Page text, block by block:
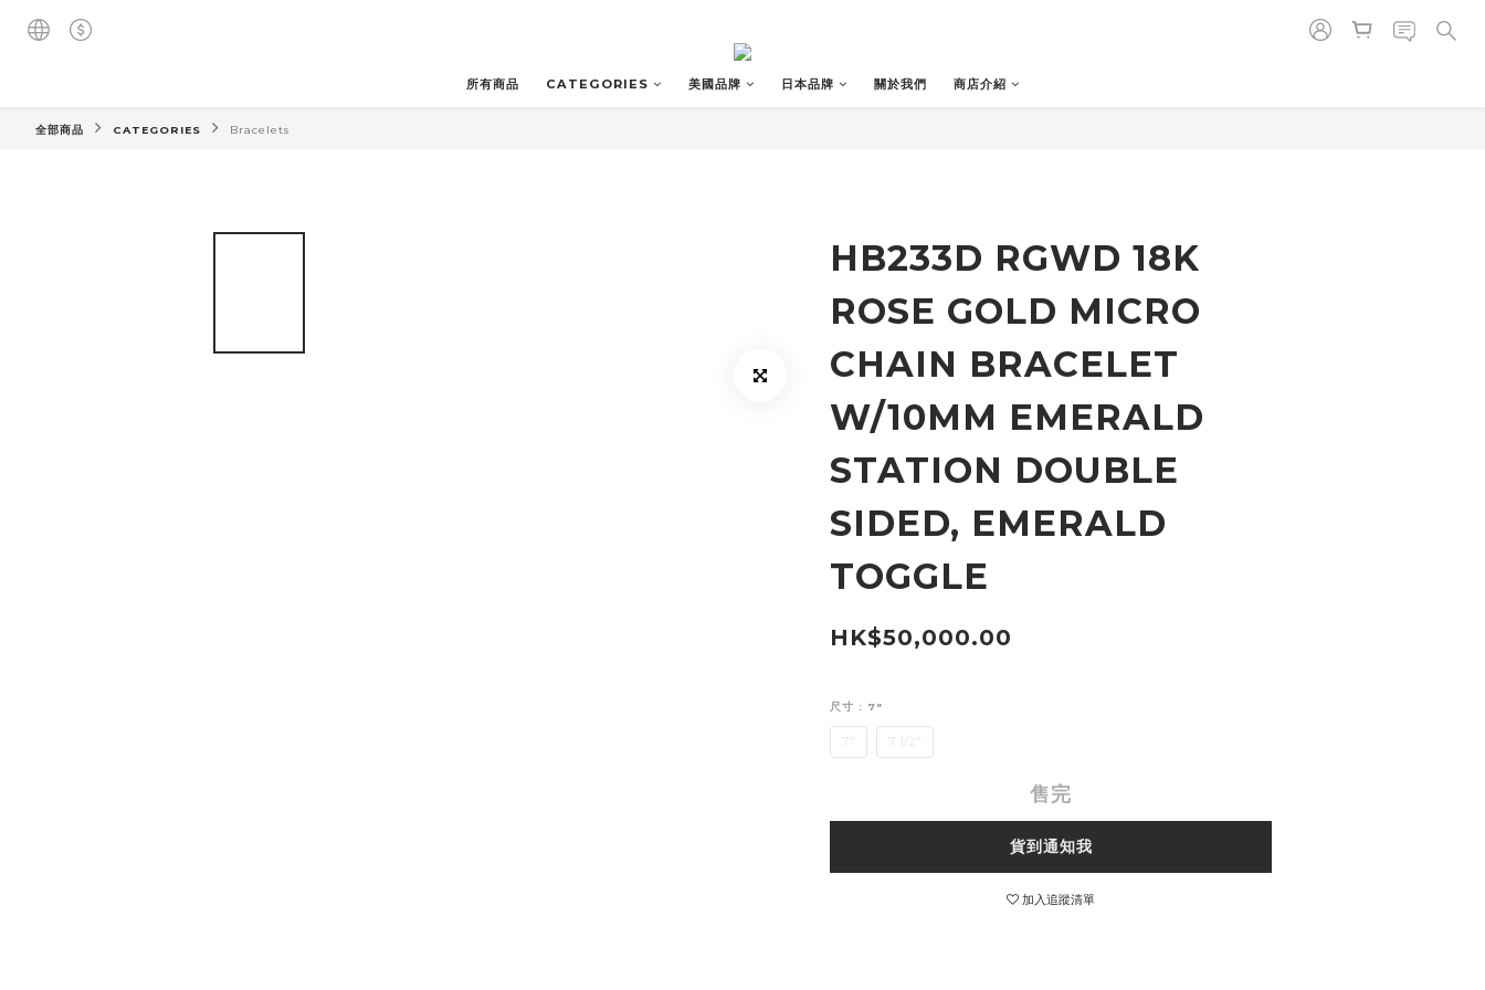
所有商品 CATEGORIES 美國品牌 日本品牌 關於我們 商店介紹
全部商品 CATEGORIES Bracelets
HB233D RGWD 18K
ROSE GOLD MICRO
CHAIN BRACELET
W/10MM EMERALD
STATION DOUBLE
SIDED, EMERALD
TOGGLE
HK$50,000.00
尺寸 : 7"
7" 7 1/2"
售完
貨到通知我
加入追蹤清單